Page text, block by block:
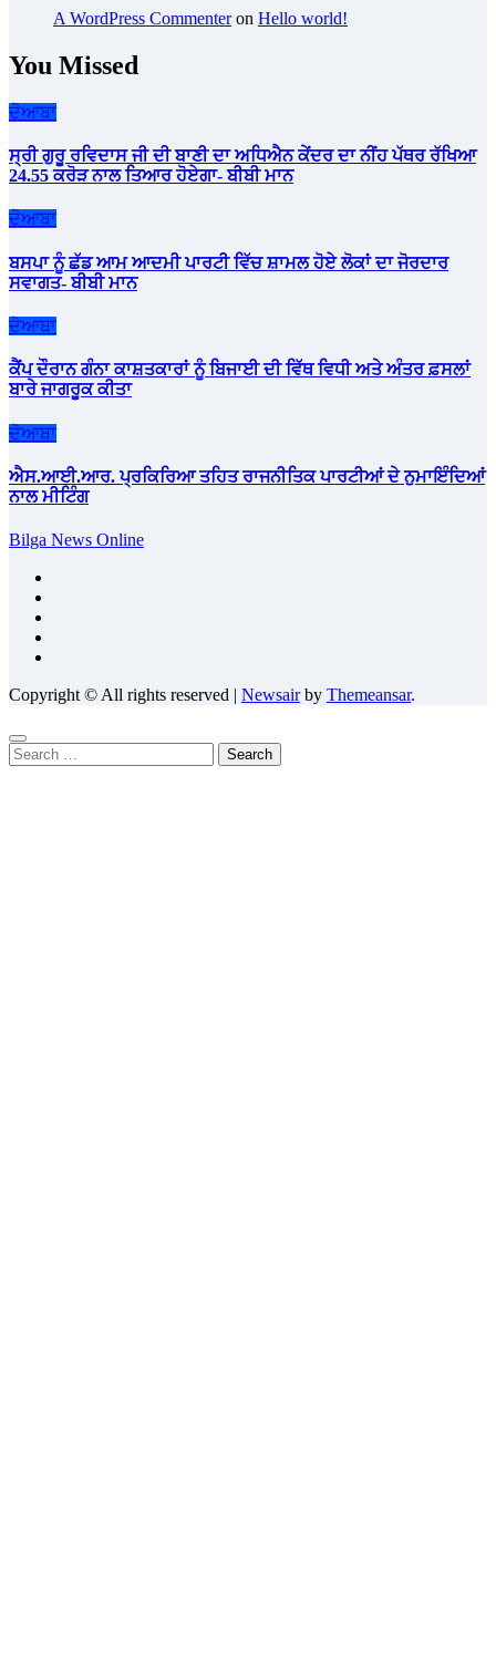
A WordPress Commenteron Hello world!
You Missed
ਦੋਆਬਾ
ਸ੍ਰੀ ਗੁਰੂ ਰਵਿਦਾਸ ਜੀ ਦੀ ਬਾਣੀ ਦਾ ਅਧਿਐਨ ਕੇਂਦਰ ਦਾ ਨੀਂਹ ਪੱਥਰ ਰੱਖਿਆ
24.55 ਕਰੋੜ ਨਾਲ ਤਿਆਰ ਹੋਏਗਾ- ਬੀਬੀ ਮਾਨ
ਦੋਆਬਾ
ਬਸਪਾ ਨੂੰ ਛੱਡ ਆਮ ਆਦਮੀ ਪਾਰਟੀ ਵਿੱਚ ਸ਼ਾਮਲ ਹੋਏ ਲੋਕਾਂ ਦਾ ਜੋਰਦਾਰ
ਸਵਾਗਤ- ਬੀਬੀ ਮਾਨ
ਦੋਆਬਾ
ਕੈਂਪ ਦੌਰਾਨ ਗੰਨਾ ਕਾਸ਼ਤਕਾਰਾਂ ਨੂੰ ਬਿਜਾਈ ਦੀ ਵਿੱਥ ਵਿਧੀ ਅਤੇ ਅੰਤਰ ਫ਼ਸਲਾਂ
ਬਾਰੇ ਜਾਗਰੂਕ ਕੀਤਾ
ਦੋਆਬਾ
ਐਸ.ਆਈ.ਆਰ. ਪ੍ਰਕਿਰਿਆ ਤਹਿਤ ਰਾਜਨੀਤਿਕ ਪਾਰਟੀਆਂ ਦੇ ਨੁਮਾਇੰਦਿਆਂ
ਨਾਲ ਮੀਟਿੰਗ
Bilga News Online
Copyright © All rights reserved | Newsairby Themeansar.
Search
for: